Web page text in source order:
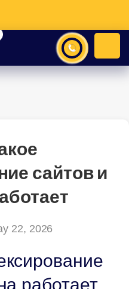
сайтов и
22, 2026